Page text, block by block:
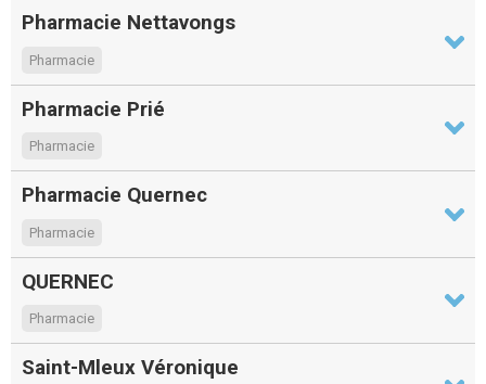
Pharmacie Nettavongs
Pharmacie
Pharmacie Prié
Pharmacie
Pharmacie Quernec
Pharmacie
QUERNEC
Pharmacie
Saint-Mleux Véronique